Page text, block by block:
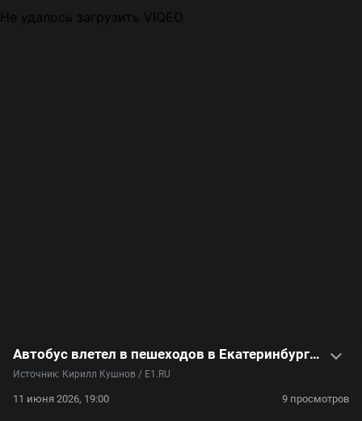
Не удалось загрузить VIQEO
Автобус влетел в пешеходов в Екатеринбурге: что известно о смертельной аварии и рассказы очевидцев — в видео
Источник: Кирилл Кушнов / E1.RU
11 июня 2026, 19:00 9 просмотров